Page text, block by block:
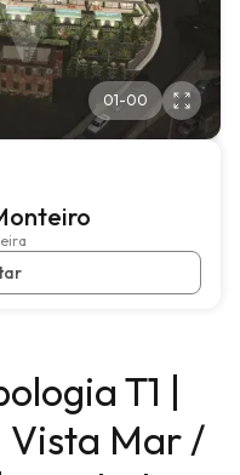
01-00
T1 |
Vista Mar /